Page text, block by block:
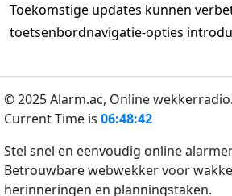
Toekomstige updates kunnen
toetsenbordnavigatie-opties
© 2025 Alarm.ac, Online wekkerradio.
Current Time is 06:48:42
Stel snel en eenvoudig online
Betrouwbare webwekker voor
herinneringen en planningstaken.